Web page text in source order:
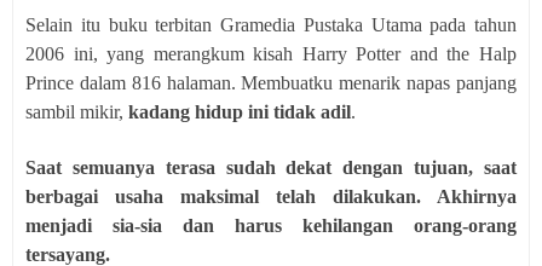
Selain itu buku terbitan Gramedia Pustaka Utama pada tahun
2006 ini, yang merangkum kisah Harry Potter and the Halp
Prince dalam 816 halaman. Membuatku menarik napas panjang
sambil mikir, kadang hidup ini tidak adil.
Saat semuanya terasa sudah dekat dengan tujuan, saat
berbagai usaha maksimal telah dilakukan. Akhirnya
menjadi sia-sia dan harus kehilangan orang-orang
tersayang.